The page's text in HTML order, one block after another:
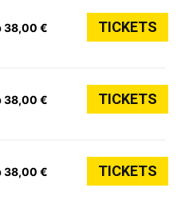
38,00 € TICKETS
38,00 € TICKETS
38,00 € TICKETS